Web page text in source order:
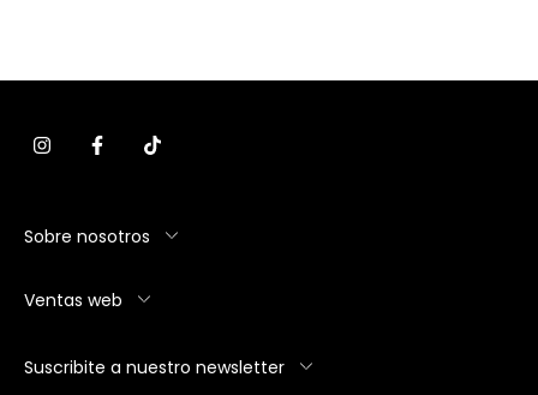
Sobre nosotros
Ventas web
Suscribite a nuestro newsletter